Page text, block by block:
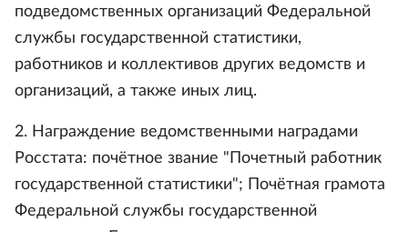
подведомственных организаций Федеральной
службы государственной статистики,
работников и коллективов других ведомств и
организаций, а также иных лиц.
2. Награждение ведомственными наградами
Росстата: почётное звание "Почетный работник
государственной статистики"; Почётная грамота
Федеральной службы государственной